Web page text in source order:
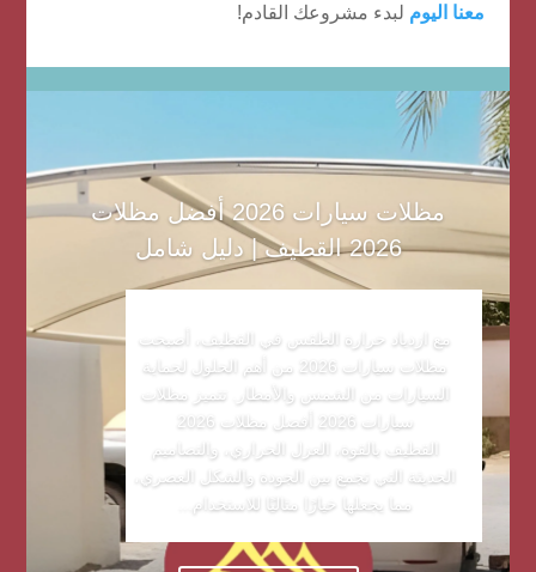
معنا اليوم لبدء مشروعك القادم!
مظلات سيارات 2026 أفضل مظلات
2026 القطيف | دليل شامل
مع ازدياد حرارة الطقس في القطيف، أصبحت
مظلات سيارات 2026 من أهم الحلول لحماية
السيارات من الشمس والأمطار. تتميز مظلات
سيارات 2026 أفضل مظلات 2026
القطيف بالقوة، العزل الحراري، والتصاميم
الحديثة التي تجمع بين الجودة والشكل العصري،
مما يجعلها خيارًا مثاليًا للاستخدام...